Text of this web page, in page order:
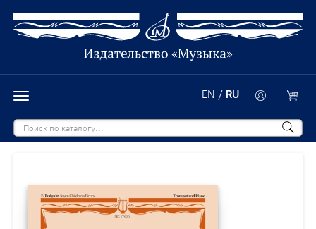
EN / RU